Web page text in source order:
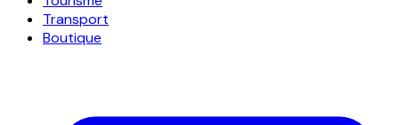
Transport
Boutique